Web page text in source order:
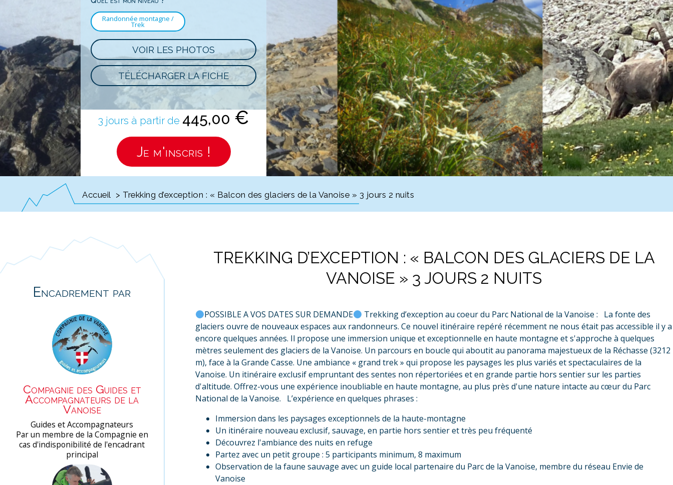
Randonnée montagne /
Trek
VOIR LES PHOTOS
TÉLÉCHARGER LA FICHE
3 jours à partir de 445,00 €
Je m'inscris !
Accueil > Trekking d’exception : « Balcon des glaciers de la Vanoise » 3 jours 2 nuits
Encadrement par
Compagnie des Guides et
Accompagnateurs de la
Vanoise
Guides et Accompagnateurs
Par un membre de la Compagnie en
cas d'indisponibilité de l'encadrant
principal
TREKKING D’EXCEPTION : « BALCON DES GLACIERS DE LA
VANOISE » 3 JOURS 2 NUITS
POSSIBLE A VOS DATES SUR DEMANDE
Trekking d’exception au coeur du Parc National de la Vanoise : La fonte des
glaciers ouvre de nouveaux espaces aux randonneurs. Ce nouvel itinéraire repéré récemment ne nous était pas accessible il y a
encore quelques années. Il propose une immersion unique et exceptionnelle en haute montagne et s'approche à quelques
mètres seulement des glaciers de la Vanoise. Un parcours en boucle qui aboutit au panorama majestueux de la Réchasse (3212
m), face à la Grande Casse. Une ambiance « grand trek » qui propose les paysages les plus variés et spectaculaires de la
Vanoise. Un itinéraire exclusif empruntant des sentes non répertoriées et en grande partie hors sentier sur les parties
d'altitude. Offrez-vous une expérience inoubliable en haute montagne, au plus près d'une nature intacte au cœur du Parc
National de la Vanoise. L’expérience en quelques phrases :
Immersion dans les paysages exceptionnels de la haute-montagne
Un itinéraire nouveau exclusif, sauvage, en partie hors sentier et très peu fréquenté
Découvrez l'ambiance des nuits en refuge
Partez avec un petit groupe : 5 participants minimum, 8 maximum
Observation de la faune sauvage avec un guide local partenaire du Parc de la Vanoise, membre du réseau Envie de
Vanoise